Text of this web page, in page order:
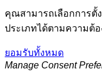
คุณสามารถเลือกการตั้
ประเภทได้ตามความต้
ยอมรับทั้งหมด
Manage Consent